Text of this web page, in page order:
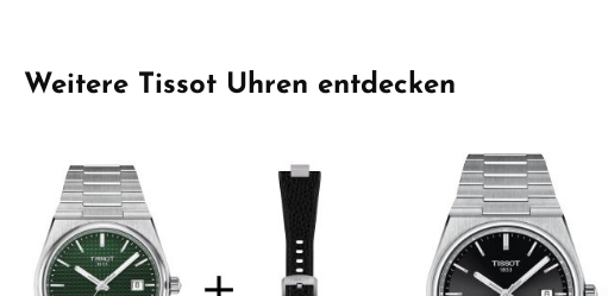
Produktgalerie überspringen
Weitere Tissot Uhren entdecken